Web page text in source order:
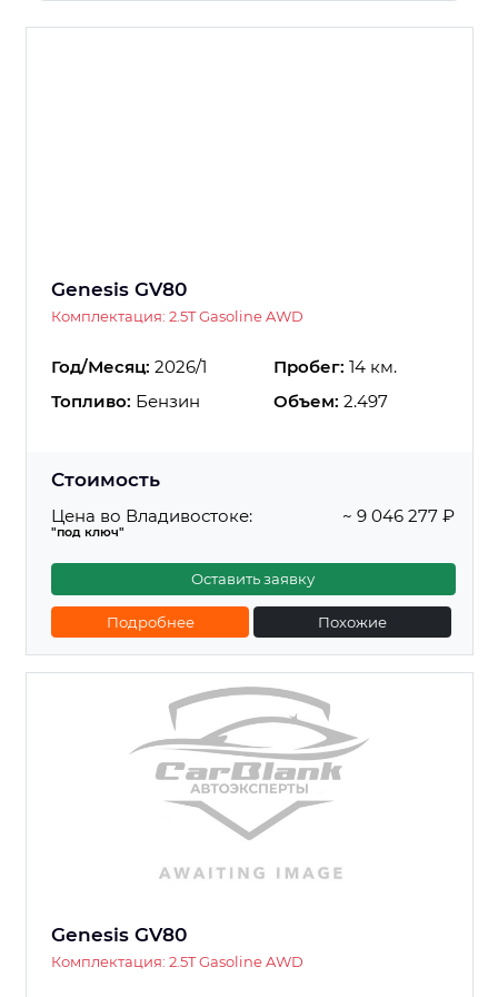
Genesis GV80
Комплектация: 2.5T Gasoline AWD
Год/Месяц: 2026/1 Пробег: 14 км.
Топливо: Бензин Объем: 2.497
Стоимость
Цена во Владивостоке:
"под ключ"
~ 9 046 277 ₽
Оставить заявку
Подробнее Похожие
Genesis GV80
Комплектация: 2.5T Gasoline AWD